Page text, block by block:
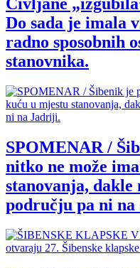
Civljane
Do sada je imala
radno sposobnih
stanovnika.
SPOMENAR /
nitko ne može
stanovanja, dakle
području pa ni